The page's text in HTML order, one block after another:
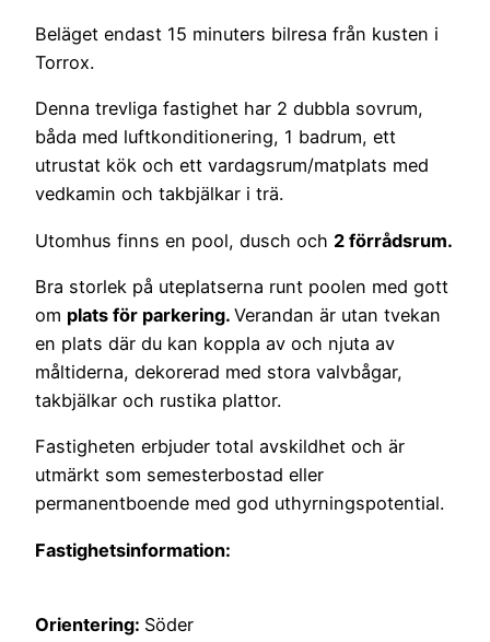
Beläget endast 15 minuters bilresa från kusten i
Torrox.
Denna trevliga fastighet har 2 dubbla sovrum,
båda med luftkonditionering, 1 badrum, ett
utrustat kök och ett vardagsrum/matplats med
vedkamin och takbjälkar i trä.
Utomhus finns en pool, dusch och 2 förrådsrum.
Bra storlek på uteplatserna runt poolen med gott
om plats för parkering. Verandan är utan tvekan
en plats där du kan koppla av och njuta av
måltiderna, dekorerad med stora valvbågar,
takbjälkar och rustika plattor.
Fastigheten erbjuder total avskildhet och är
utmärkt som semesterbostad eller
permanentboende med god uthyrningspotential.
Fastighetsinformation:
Orientering: Söder